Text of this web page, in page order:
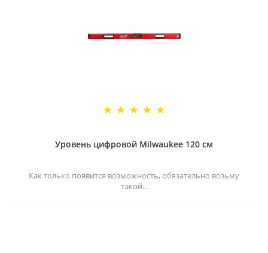
Уровень цифровой Milwaukee 120 см
Как только появится возможность, обязательно возьму
такой...